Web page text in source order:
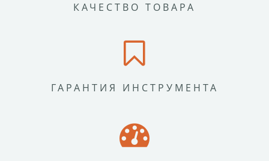
КАЧЕСТВО ТОВАРА
ГАРАНТИЯ ИНСТРУМЕНТА